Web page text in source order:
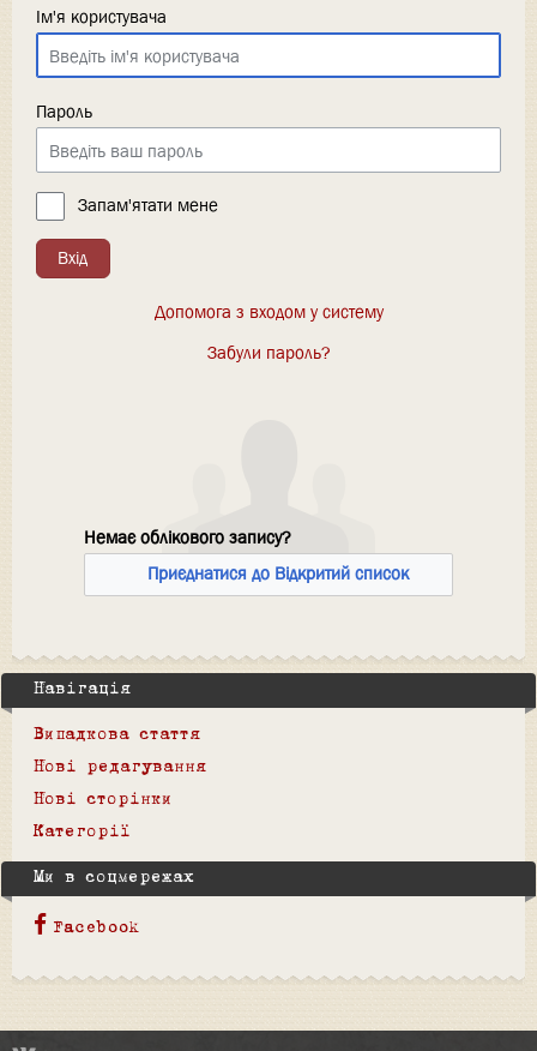
Ім'я користувача
Пароль
Запам'ятати мене
Вхід
Допомога з входом у систему
Забули пароль?
Немає облікового запису?
Приєднатися до Відкритий список
Навігація
Випадкова стаття
Нові редагування
Нові сторінки
Категорії
Ми в соцмережах
Facebook